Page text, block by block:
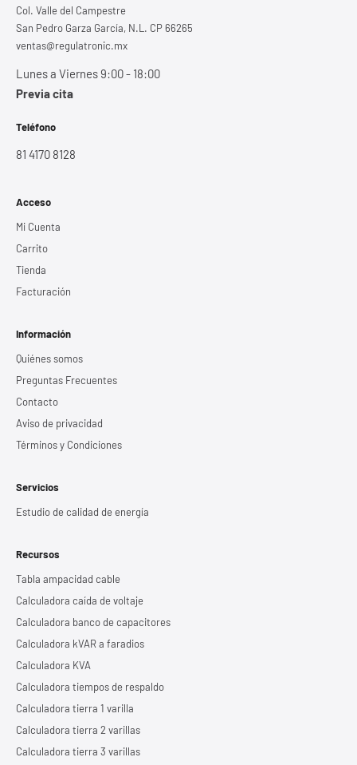
Col. Valle del Campestre
San Pedro Garza García, N.L. CP 66265
ventas@regulatronic.mx
Lunes a Viernes 9:00 - 18:00
Previa cita
Teléfono
81 4170 8128
Acceso
Mi Cuenta
Carrito
Tienda
Facturación
Información
Quiénes somos
Preguntas Frecuentes
Contacto
Aviso de privacidad
Términos y Condiciones
Servicios
Estudio de calidad de energía
Recursos
Tabla ampacidad cable
Calculadora caída de voltaje
Calculadora banco de capacitores
Calculadora kVAR a faradios
Calculadora KVA
Calculadora tiempos de respaldo
Calculadora tierra 1 varilla
Calculadora tierra 2 varillas
Calculadora tierra 3 varillas